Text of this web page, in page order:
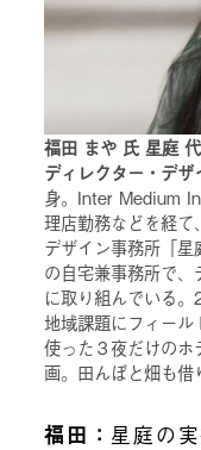
福田 まや 氏 星庭
ディレクター・デザ
身。Inter Medium
理店勤務などを経て
デザイン事務所「
の自宅兼事務所で
に取り組んでいる。
地域課題にフィー
使った３夜だけの
画。田んぼと畑も借
福田： 星庭の